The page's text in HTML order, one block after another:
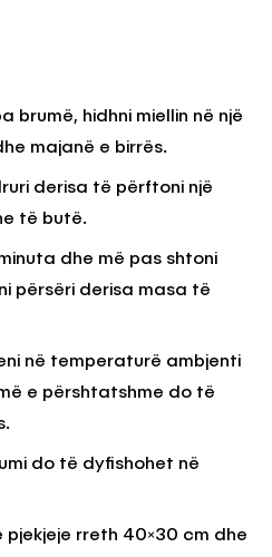
brumë, hidhni miellin në një
majanë e birrës.
derisa të përftoni një
të butë.
dhe më pas shtoni
përsëri derisa masa të
në temperaturë ambjenti
e përshtatshme do të
do të dyfishohet në
pjekjeje rreth 40×30 cm dhe